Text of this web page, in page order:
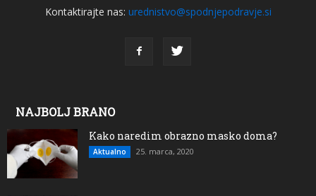
Kontaktirajte nas: urednistvo@spodnjepodravje.si
NAJBOLJ BRANO
Kako naredim obrazno masko doma?
Aktualno 25. marca, 2020